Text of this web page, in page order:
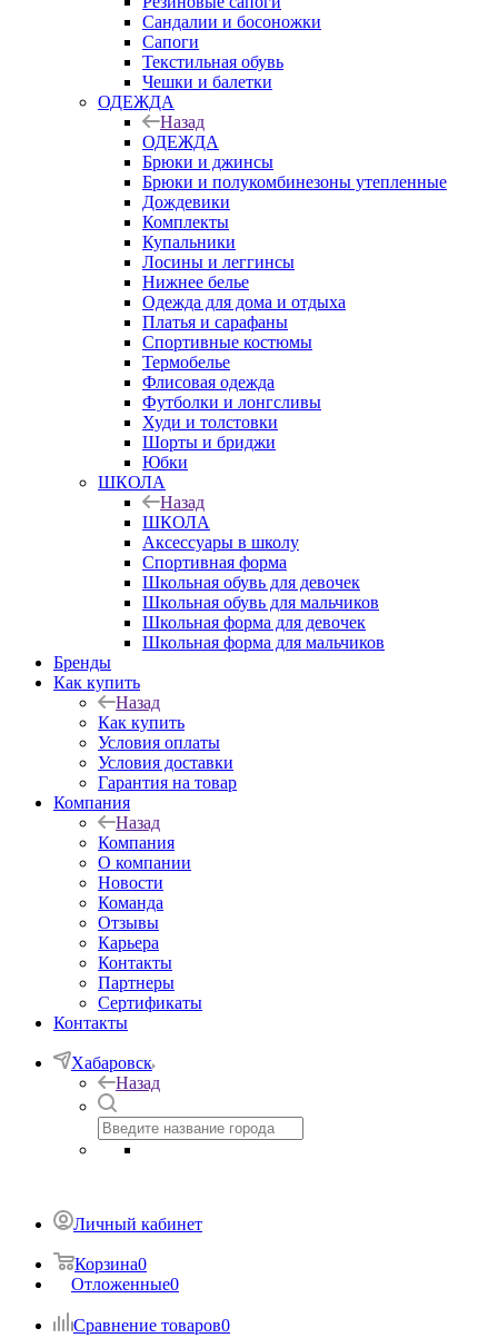
Сандалии и босоножки
Сапоги
Текстильная обувь
Чешки и балетки
ОДЕЖДА
Назад
ОДЕЖДА
Брюки и джинсы
Брюки и полукомбинезоны утепленные
Дождевики
Комплекты
Купальники
Лосины и леггинсы
Нижнее белье
Одежда для дома и отдыха
Платья и сарафаны
Спортивные костюмы
Термобелье
Флисовая одежда
Футболки и лонгсливы
Худи и толстовки
Шорты и бриджи
Юбки
ШКОЛА
Назад
ШКОЛА
Аксессуары в школу
Спортивная форма
Школьная обувь для девочек
Школьная обувь для мальчиков
Школьная форма для девочек
Школьная форма для мальчиков
Бренды
Как купить
Назад
Как купить
Условия оплаты
Условия доставки
Гарантия на товар
Компания
Назад
Компания
О компании
Новости
Команда
Отзывы
Карьера
Контакты
Партнеры
Сертификаты
Контакты
Хабаровск
Назад
Личный кабинет
Корзина0
Отложенные0
Сравнение товаров0